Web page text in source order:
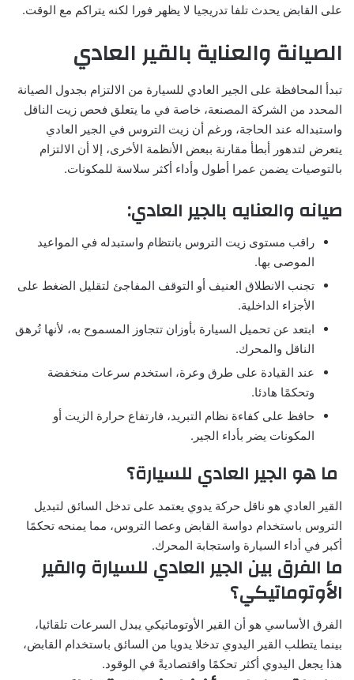
على القابض يحدث تلفا تدريجيا لا يظهر فورا لكنه يتراكم مع الوقت.
الصيانة والعناية بالقير العادي
تبدأ المحافظة على الجير العادي للسيارة من الالتزام بجدول الصيانة
المحدد من الشركة المصنعة، خاصة في ما يتعلق فحص زيت الناقل
واستبداله عند الحاجة، ورغم أن زيت التروس في الجير العادي
يتعرض لتدهور أبطأ مقارنة ببعض الأنظمة الأخرى، إلا أن الالتزام
بالتوصيات يضمن عمرا أطول وأداء أكثر سلاسة للمكونات.
صيانه والعنايه بالجير العادي:
راقب مستوى زيت التروس بانتظام واستبدله في المواعيد
الموصى بها.
تجنب الانطلاق العنيف أو التوقف المفاجئ لتقليل الضغط على
الأجزاء الداخلية.
ابتعد عن تحميل السيارة بأوزان تتجاوز المسموح به، لأنها تُرهق
الناقل والمحرك.
عند القيادة على طرق وعرة، استخدم سرعات منخفضة
وتحكمًا هادئا.
حافظ على كفاءة نظام التبريد، فارتفاع حرارة الزيت أو
المكونات يضر بأداء الجير.
ما هو الجير العادي للسيارة؟
القير العادي هو ناقل حركة يدوي يعتمد على تدخل السائق لتبديل
التروس باستخدام دواسة القابض وعصا التروس، مما يمنحه تحكمًا
أكبر في أداء السيارة واستجابة المحرك.
ما الفرق بين الجير العادي للسيارة والقير
الأوتوماتيكي؟
الفرق الأساسي هو أن القير الأوتوماتيكي يبدل السرعات تلقائيا،
بينما يتطلب القير اليدوي تدخلا يدويا من السائق باستخدام القابض،
هذا يجعل اليدوي أكثر تحكمًا واقتصاديةً في الوقود.